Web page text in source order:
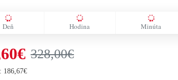
Deň Hodina Minúta
328,00€
186,67€